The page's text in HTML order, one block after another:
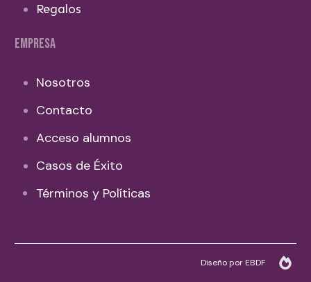
Regalos
EMPRESA
Nosotros
Contacto
Acceso alumnos
Casos de Éxito
Términos y Políticas
Diseño por EBDF